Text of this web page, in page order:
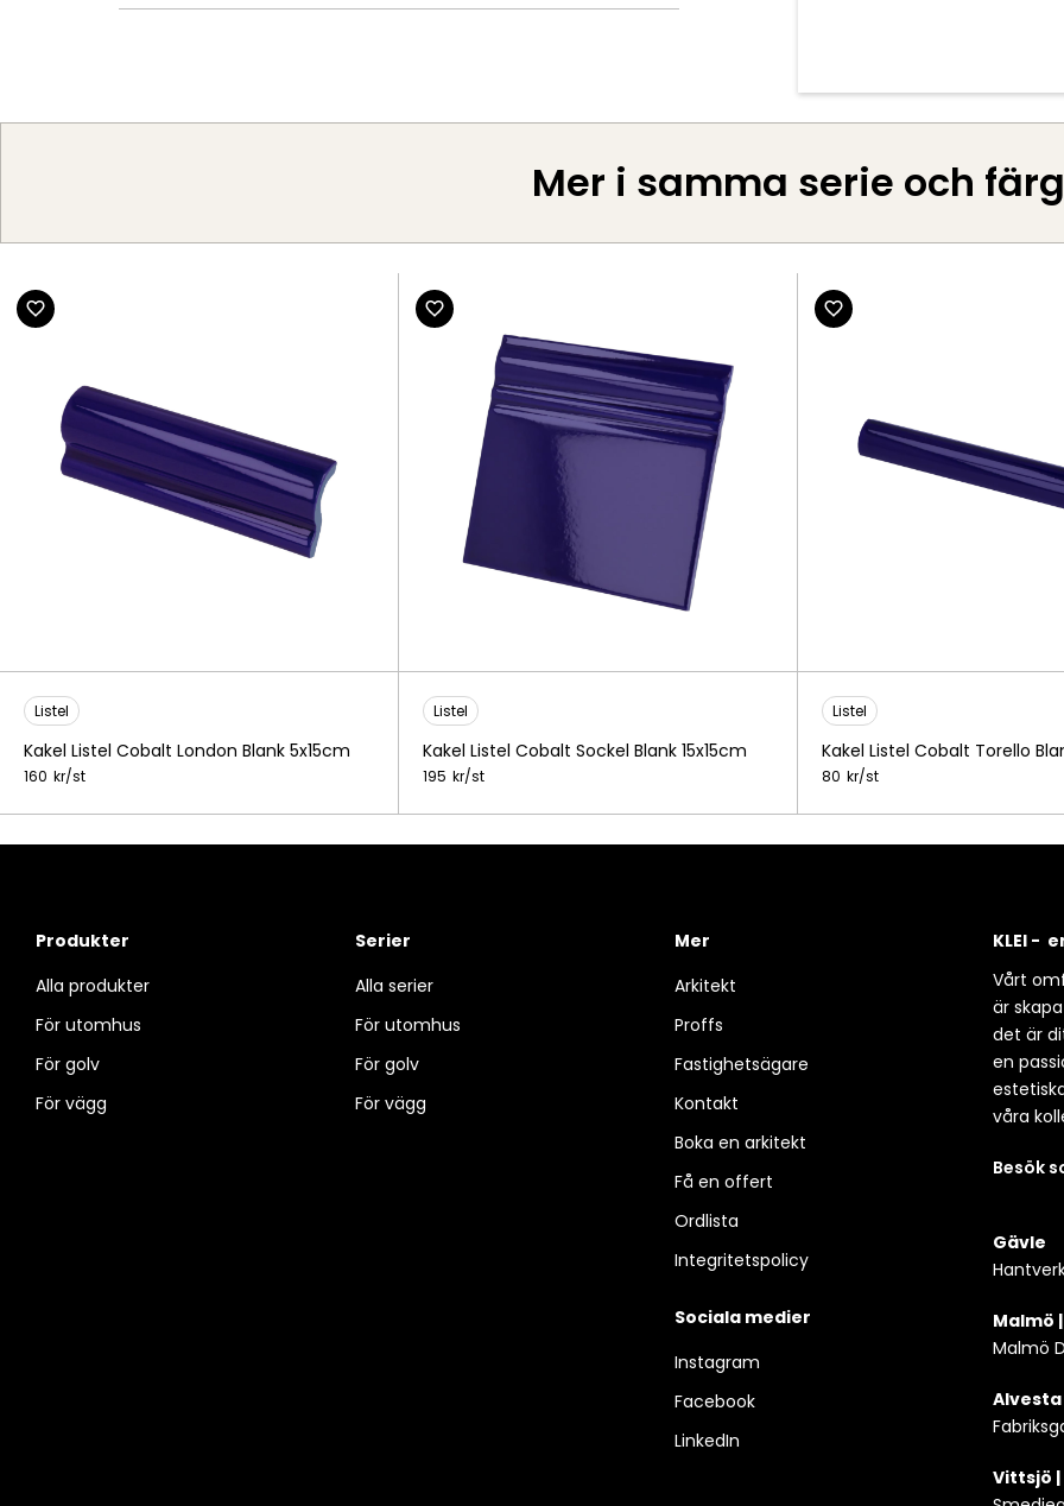
Mer i samma serie och färg
Listel
Kakel Listel Cobalt London Blank 5x15cm
160 kr/st
Listel
Kakel Listel Cobalt Sockel Blank 15x15cm
195 kr/st
Listel
Kakel Listel Cobalt Torello
80 kr/st
Produkter
Alla produkter
För utomhus
För golv
För vägg
Serier
Alla serier
För utomhus
För golv
För vägg
Mer
Arkitekt
Proffs
Fastighetsägare
Kontakt
Boka en arkitekt
Få en offert
Ordlista
Integritetspolicy
Sociala medier
Instagram
Facebook
LinkedIn
KLEI -
Vårt
är
det är
en
våra
Besök
Gävle
Malmö
Malmö
Vittsjö